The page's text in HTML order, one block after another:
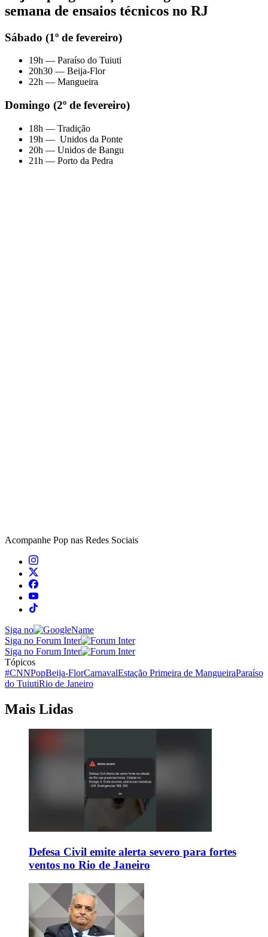
semana de ensaios técnicos no RJ
Sábado (1º de fevereiro)
19h — Paraíso do Tuiuti
20h30 — Beija-Flor
22h — Mangueira
Domingo (2º de fevereiro)
18h — Tradição
19h — Unidos da Ponte
20h — Unidos de Bangu
21h — Porto da Pedra
Acompanhe Pop nas Redes Sociais
Siga no
Siga no Forum Inter
Siga no Forum Inter
Tópicos
#CNNPopBeija-FlorCarnavalEstação Primeira de MangueiraParaíso
do TuiutiRio de Janeiro
Mais Lidas
Defesa Civil emite alerta severo para fortes
ventos no Rio de Janeiro